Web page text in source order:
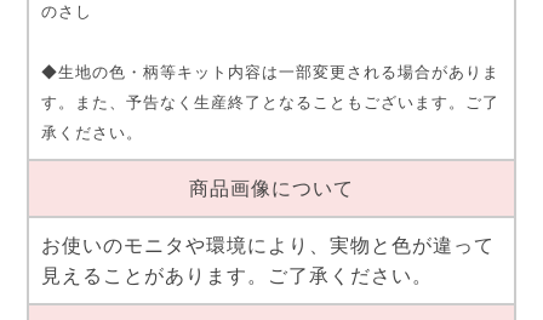
のさし
◆生地の色・柄等キット内容は一部変更される場合がありま
す。また、予告なく生産終了となることもございます。ご了
承ください。
商品画像について
お使いのモニタや環境により、実物と色が違って
見えることがあります。ご了承ください。